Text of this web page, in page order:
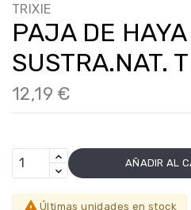
TRIXIE
PAJA DE HAYA
SUSTRA.NAT.
12,19 €
AÑADIR AL
Últimas unidades en stock